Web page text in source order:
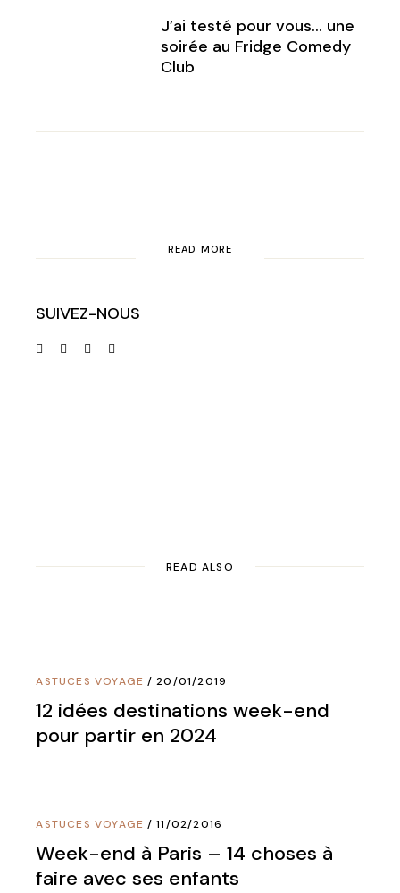
J’ai testé pour vous… une
soirée au Fridge Comedy
Club
READ MORE
SUIVEZ-NOUS
READ ALSO
ASTUCES VOYAGE 20/01/2019
12 idées destinations week-end
pour partir en 2024
ASTUCES VOYAGE 11/02/2016
Week-end à Paris – 14 choses à
faire avec ses enfants